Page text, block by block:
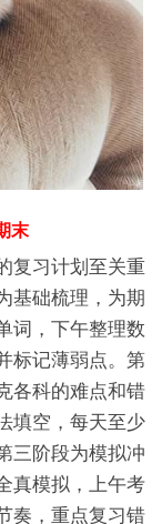
末
复习计划至关重
基础梳理，为期
词，下午整理数
标记薄弱点。第
各科的难点和错
填空，每天至少
三阶段为模拟冲
真模拟，上午考
奏，重点复习错